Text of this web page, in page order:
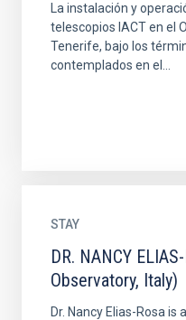
La instalación y
telescopios IACT en el
Tenerife, bajo los
contemplados en el...
STAY
DR. NANCY
Observatory, Italy)
Dr. Nancy Elias-Rosa